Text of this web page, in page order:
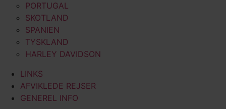
PORTUGAL
SKOTLAND
SPANIEN
TYSKLAND
HARLEY DAVIDSON
LINKS
AFVIKLEDE REJSER
GENEREL INFO